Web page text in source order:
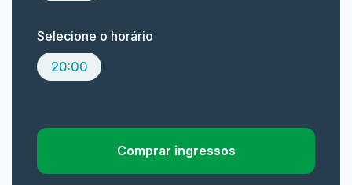
Selecione o horário
20:00
Comprar ingressos